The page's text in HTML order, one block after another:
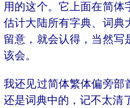
用的这个。它上面在简体
估计大陆所有字典、词典
留意，就会认得，当然写
该会。
我还见过简体繁体偏旁部
还是词典中的，记不太清